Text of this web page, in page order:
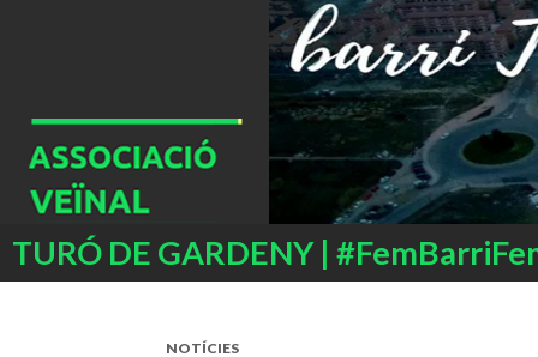
TURÓ DE GARDENY |
Buscar
NOTÍCIES